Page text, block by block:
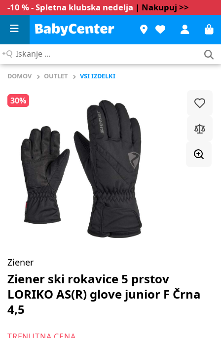
-10 % - Spletna klubska nedelja | Nakupuj >>
Iskanje
DOMOV OUTLET VSI IZDELKI
30%
Ziener
Ziener ski rokavice 5 prstov
LORIKO AS(R) glove junior F Črna
4,5